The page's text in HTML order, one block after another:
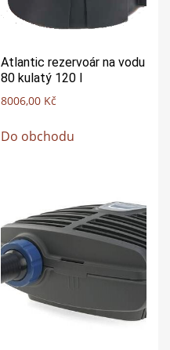
Atlantic rezervoár na vodu
80 kulatý 120 l
8006,00 Kč
Do obchodu